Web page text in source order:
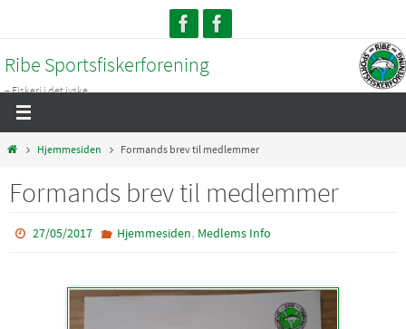
content
Ribe Sportsfiskerforening
– Fiskeri i det jyske...
HomeHjemmesiden Formands brev til medlemmer
Formands brev til medlemmer
27/05/2017 Hjemmesiden, Medlems Info